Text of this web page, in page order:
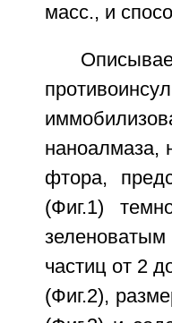
масс., и
наноалмаза,
фтора,
(Фиг.1)
частиц от 2
(Фиг.2),